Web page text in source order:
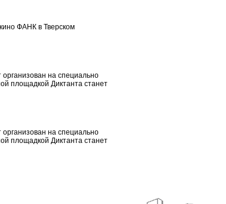
ФАНК в Тверском
на специально
площадкой Диктанта станет
на специально
площадкой Диктанта станет